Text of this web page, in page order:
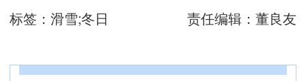
标签： 滑雪;冬日 责任编辑： 董良友